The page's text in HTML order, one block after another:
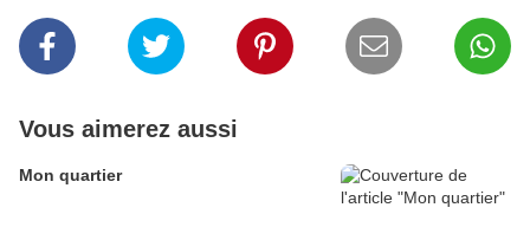
Vous aimerez aussi
Mon quartier